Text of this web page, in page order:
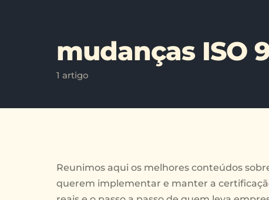
mudanças ISO
1 artigo
Reunimos aqui os melhores conteúdos
querem implementar e manter a